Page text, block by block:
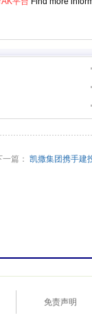
篇： 凯撒集团携手建
免责声明